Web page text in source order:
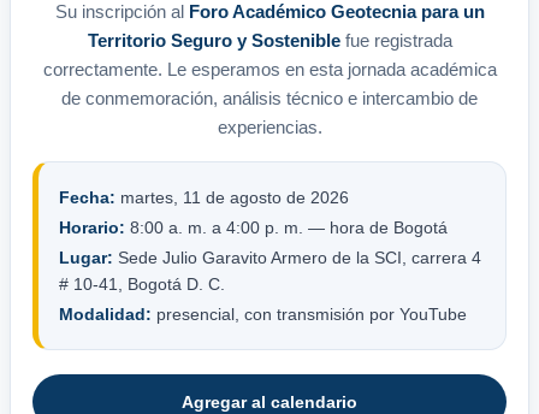
Su inscripción al Foro Académico Geotecnia para un
Territorio Seguro y Sosteniblefue registrada
correctamente. Le esperamos en esta jornada académica
de conmemoración, análisis técnico e intercambio de
experiencias.
Fecha: martes, 11 de agosto de 2026
Horario: 8:00 a. m. a 4:00 p. m. — hora de Bogotá
Lugar: Sede Julio Garavito Armero de la SCI, carrera 4
# 10-41, Bogotá D. C.
Modalidad: presencial, con transmisión por YouTube
Agregar al calendario